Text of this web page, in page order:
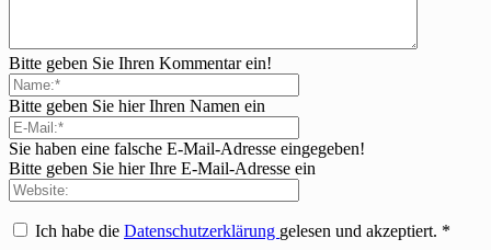
Bitte geben Sie Ihren Kommentar ein!
Bitte geben Sie hier Ihren Namen ein
Sie haben eine falsche E-Mail-Adresse eingegeben!
Bitte geben Sie hier Ihre E-Mail-Adresse ein
Ich habe die Datenschutzerklärung gelesen und akzeptiert. *